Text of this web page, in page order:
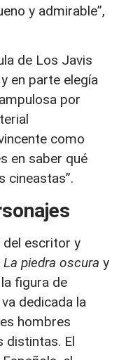
y admirable”,
de Los Javis
en parte elegía
por
como
en saber qué
cineastas”.
del escritor y
La piedra oscura y
figura de
dedicada la
hombres
distintas. El